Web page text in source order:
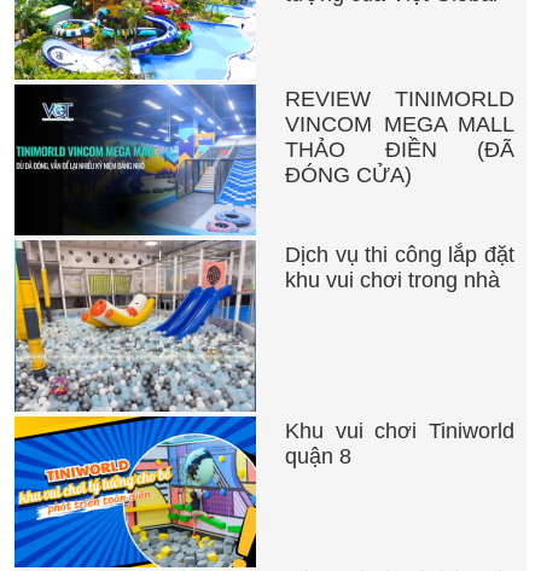
REVIEW TINIMORLD
VINCOM MEGA MALL
THẢO ĐIỀN (ĐÃ
ĐÓNG CỬA)
Dịch vụ thi công lắp đặt
khu vui chơi trong nhà
Khu vui chơi Tiniworld
quận 8